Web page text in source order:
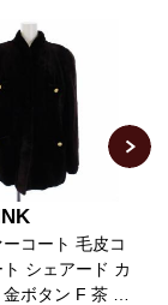
コート 毛皮コ
シェアード カ
ボタン F 茶 ブ